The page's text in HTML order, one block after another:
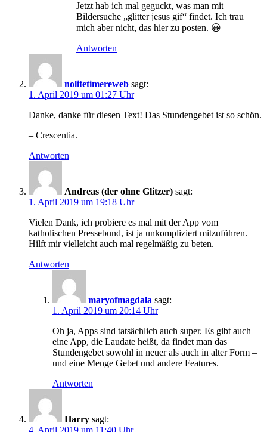
Jetzt hab ich mal geguckt, was man mit
Bildersuche „glitter jesus gif“ findet. Ich trau
mich aber nicht, das hier zu posten. 😀
Antworten
nolitetimereweb sagt:
1. April 2019 um 01:27 Uhr
Danke, danke für diesen Text! Das Stundengebet ist so schön.
– Crescentia.
Antworten
Andreas (der ohne Glitzer) sagt:
1. April 2019 um 19:18 Uhr
Vielen Dank, ich probiere es mal mit der App vom
katholischen Pressebund, ist ja unkompliziert mitzuführen.
Hilft mir vielleicht auch mal regelmäßig zu beten.
Antworten
maryofmagdala sagt:
1. April 2019 um 20:14 Uhr
Oh ja, Apps sind tatsächlich auch super. Es gibt auch
eine App, die Laudate heißt, da findet man das
Stundengebet sowohl in neuer als auch in alter Form –
und eine Menge Gebet und andere Features.
Antworten
Harry sagt:
4. April 2019 um 11:40 Uhr